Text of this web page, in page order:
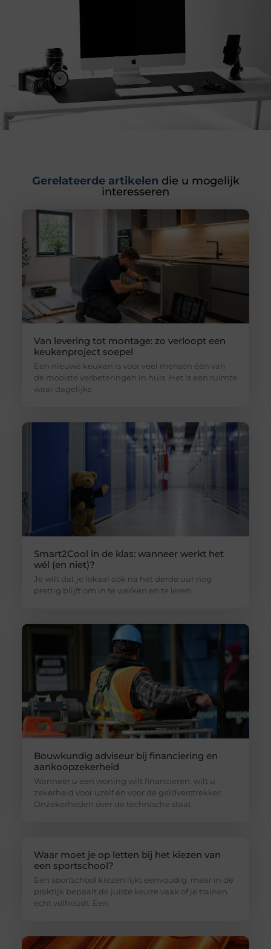
Gerelateerde artikelen die u mogelijk
interesseren
Van levering tot montage: zo verloopt een
keukenproject soepel
Een nieuwe keuken is voor veel mensen één van
de mooiste verbeteringen in huis. Het is een ruimte
waar dagelijks
Smart2Cool in de klas: wanneer werkt het
wél (en niet)?
Je wilt dat je lokaal ook na het derde uur nog
prettig blijft om in te werken en te leren.
Bouwkundig adviseur bij financiering en
aankoopzekerheid
Wanneer u een woning wilt financieren, wilt u
zekerheid voor uzelf én voor de geldverstrekker.
Onzekerheden over de technische staat
Waar moet je op letten bij het kiezen van
een sportschool?
Een sportschool kiezen lijkt eenvoudig, maar in de
praktijk bepaalt de juiste keuze vaak of je trainen
echt volhoudt. Een